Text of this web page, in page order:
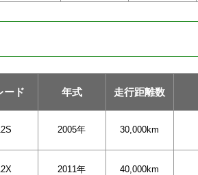
ード 年式 走行距離数
2005年 30,000km
2011年 40,000km